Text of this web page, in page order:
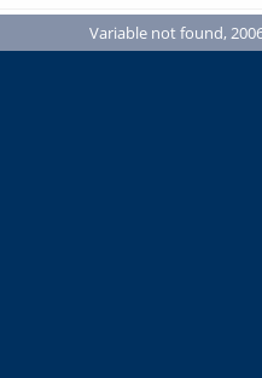
Variable not found,